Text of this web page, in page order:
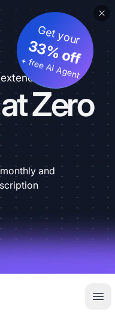
Zero
Get your
33% off
+ free AI Agent
and